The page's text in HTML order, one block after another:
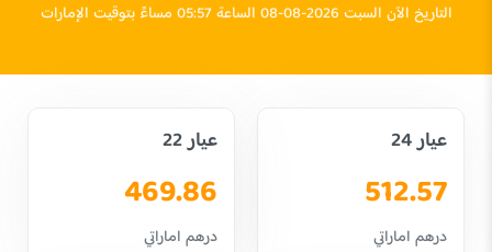
التاريخ الآن السبت 2026-08-08 الساعة 05:57 مساءً بتوقيت الإمارات
عيار 24
512.57
درهم اماراتي
عيار 22
469.86
درهم اماراتي